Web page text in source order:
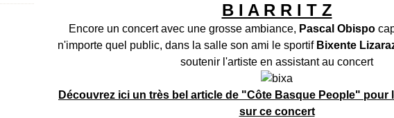
B I A R R I T Z
Encore un concert avec une grosse ambiance, Pascal Obispo
n'importe quel public, dans la salle son ami le sportif Bixente
soutenir l'artiste en assistant au concert
Découvrez ici un très bel article de "Côte Basque People" pour
sur ce concert